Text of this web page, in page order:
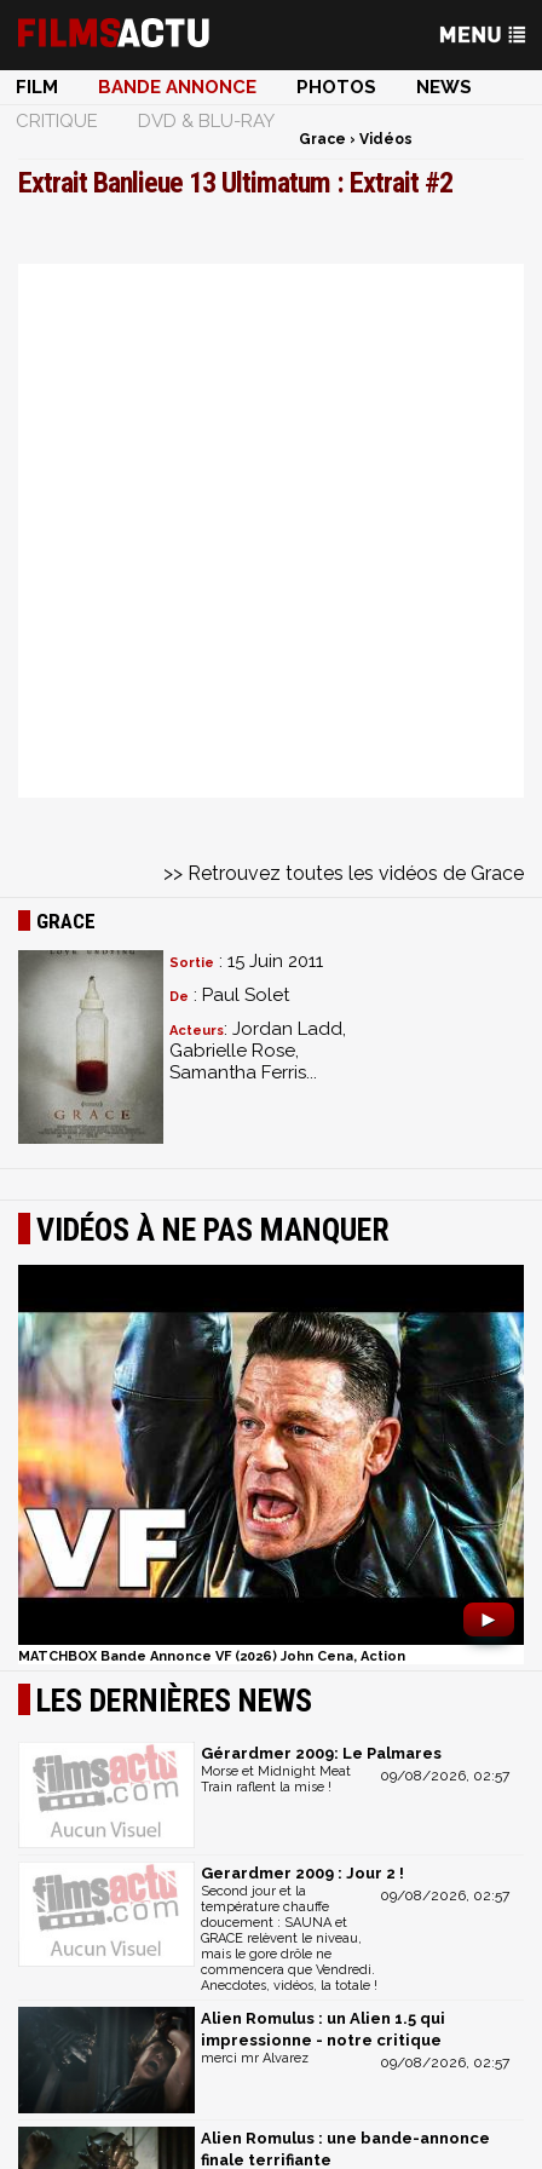
FILM BANDE ANNONCE PHOTOS
NEWS
CRITIQUE
DVD & BLU-RAY
Grace › Vidéos
Extrait Banlieue 13 Ultimatum : Extrait #2
>> Retrouvez toutes les vidéos de Grace
GRACE
Sortie : 15 Juin 2011
De : Paul Solet
Acteurs: Jordan Ladd,
Gabrielle Rose,
Samantha Ferris...
VIDÉOS À NE PAS MANQUER
►
MATCHBOX Bande Annonce VF (2026) John Cena, Action
LES DERNIÈRES NEWS
Gérardmer 2009: Le Palmares
09/08/2026, 02:57
Morse et Midnight Meat
Train raflent la mise !
Gerardmer 2009 : Jour 2 !
09/08/2026, 02:57
Second jour et la
température chauffe
doucement : SAUNA et
GRACE relèvent le niveau,
mais le gore drôle ne
commencera que Vendredi.
Anecdotes, vidéos, la totale !
Alien Romulus : un Alien 1.5 qui
impressionne - notre critique
09/08/2026, 02:57
merci mr Alvarez
Alien Romulus : une bande-annonce
finale terrifiante